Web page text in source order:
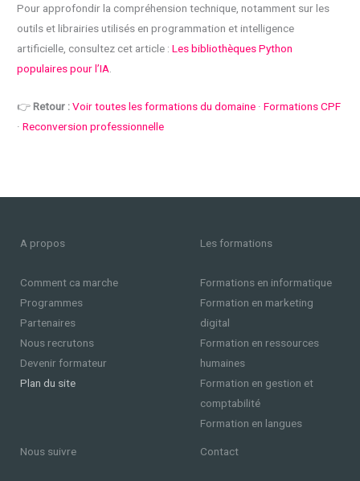
Pour approfondir la compréhension technique, notamment sur les
outils et librairies utilisés en programmation et intelligence
artificielle, consultez cet article :Les bibliothèques Python
populaires pour l’IA
👉Retour :Voir toutes les formations du domaine ·Formations CPF
·Reconversion professionnelle
A propos
Comment ca marche
Programmes
Partenaires
Nous recrutons
Devenir formateur
Plan du site
Les formations
Formations en informatique
Formation en marketing
digital
Formation en ressources
humaines
Formation en gestion et
comptabilité
Formation en langues
Nous suivre Contact